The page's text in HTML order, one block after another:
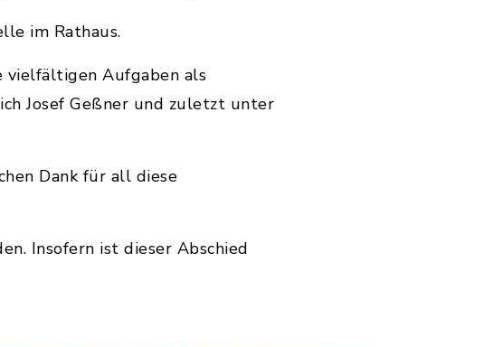
im Rathaus.
Aufgaben als
Josef Geßner und zuletzt unter
Dank für all diese
Insofern ist dieser Abschied